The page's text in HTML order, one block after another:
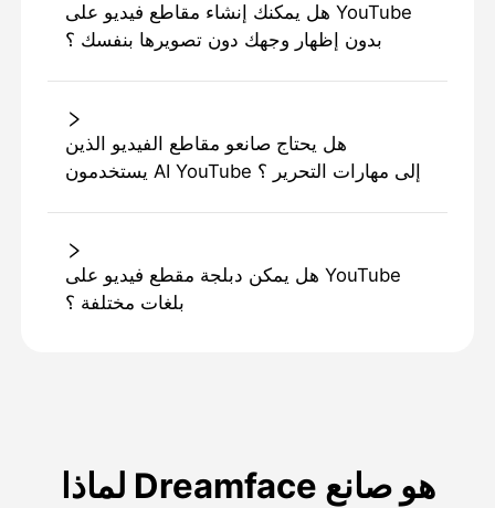
هل يمكنك إنشاء مقاطع فيديو على YouTube
بدون إظهار وجهك دون تصويرها بنفسك ؟
هل يحتاج صانعو مقاطع الفيديو الذين
يستخدمون AI YouTube إلى مهارات التحرير ؟
هل يمكن دبلجة مقطع فيديو على YouTube
بلغات مختلفة ؟
لماذا Dreamface هو صانع